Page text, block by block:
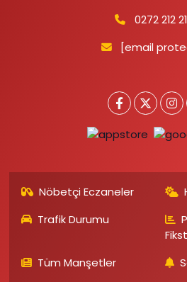
0272 212
[email
Nöbetçi Eczaneler
Trafik Durumu
Tüm Manşetler